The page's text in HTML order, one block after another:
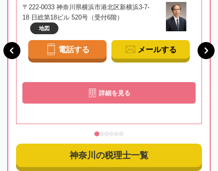
〒222-0033 神奈川県横浜市港北区新横浜3-7-
18 日総第18ビル 520号（受付6階）
地図
電話する メールする
詳細を見る
神奈川の税理士一覧